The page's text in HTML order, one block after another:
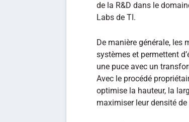
de la R&D dans le
Labs de TI.
De manière générale,
systèmes et permettent
une puce avec un
Avec le procédé
optimise la hauteur, la
maximiser leur densité